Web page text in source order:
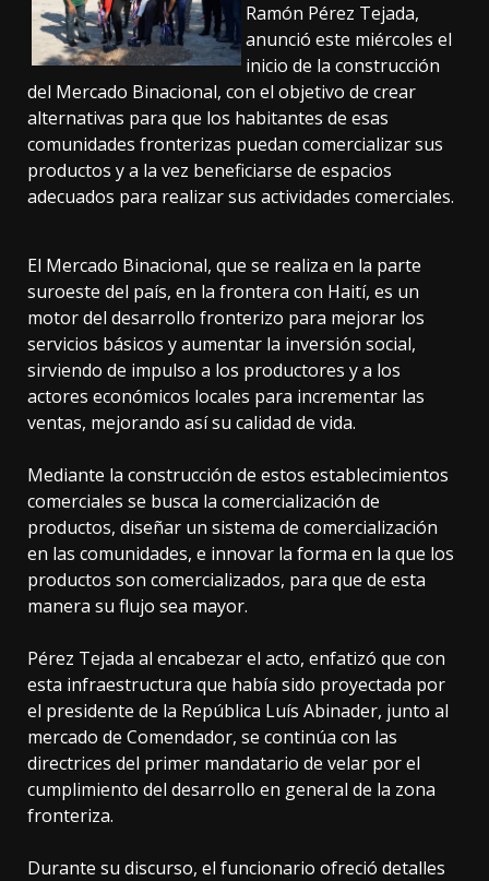
Ramón Pérez Tejada,
anunció este miércoles el
inicio de la construcción
del Mercado Binacional, con el objetivo de crear
alternativas para que los habitantes de esas
comunidades fronterizas puedan comercializar sus
productos y a la vez beneficiarse de espacios
adecuados para realizar sus actividades comerciales.
El Mercado Binacional, que se realiza en la parte
suroeste del país, en la frontera con Haití, es un
motor del desarrollo fronterizo para mejorar los
servicios básicos y aumentar la inversión social,
sirviendo de impulso a los productores y a los
actores económicos locales para incrementar las
ventas, mejorando así su calidad de vida.
Mediante la construcción de estos establecimientos
comerciales se busca la comercialización de
productos, diseñar un sistema de comercialización
en las comunidades, e innovar la forma en la que los
productos son comercializados, para que de esta
manera su flujo sea mayor.
Pérez Tejada al encabezar el acto, enfatizó que con
esta infraestructura que había sido proyectada por
el presidente de la República Luís Abinader, junto al
mercado de Comendador, se continúa con las
directrices del primer mandatario de velar por el
cumplimiento del desarrollo en general de la zona
fronteriza.
Durante su discurso, el funcionario ofreció detalles